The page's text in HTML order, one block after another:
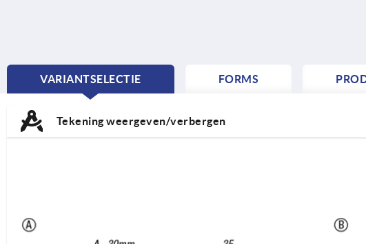
VARIANTSELECTIE
CURRENT
FORMS
Tekening weergeven/verbergen